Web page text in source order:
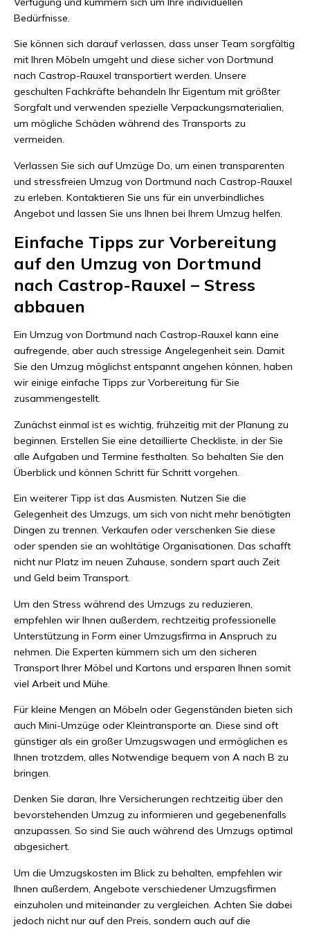
Bedürfnisse.
Sie können sich darauf verlassen, dass unser Team sorgfältig
mit Ihren Möbeln umgeht und diese sicher von Dortmund
nach Castrop-Rauxel transportiert werden. Unsere
geschulten Fachkräfte behandeln Ihr Eigentum mit größter
Sorgfalt und verwenden spezielle Verpackungsmaterialien,
um mögliche Schäden während des Transports zu
vermeiden.
Verlassen Sie sich auf Umzüge Do, um einen transparenten
und stressfreien Umzug von Dortmund nach Castrop-Rauxel
zu erleben. Kontaktieren Sie uns für ein unverbindliches
Angebot und lassen Sie uns Ihnen bei Ihrem Umzug helfen.
Einfache Tipps zur Vorbereitung
auf den Umzug von Dortmund
nach Castrop-Rauxel – Stress
abbauen
Ein Umzug von Dortmund nach Castrop-Rauxel kann eine
aufregende, aber auch stressige Angelegenheit sein. Damit
Sie den Umzug möglichst entspannt angehen können, haben
wir einige einfache Tipps zur Vorbereitung für Sie
zusammengestellt.
Zunächst einmal ist es wichtig, frühzeitig mit der Planung zu
beginnen. Erstellen Sie eine detaillierte Checkliste, in der Sie
alle Aufgaben und Termine festhalten. So behalten Sie den
Überblick und können Schritt für Schritt vorgehen.
Ein weiterer Tipp ist das Ausmisten. Nutzen Sie die
Gelegenheit des Umzugs, um sich von nicht mehr benötigten
Dingen zu trennen. Verkaufen oder verschenken Sie diese
oder spenden sie an wohltätige Organisationen. Das schafft
nicht nur Platz im neuen Zuhause, sondern spart auch Zeit
und Geld beim Transport.
Um den Stress während des Umzugs zu reduzieren,
empfehlen wir Ihnen außerdem, rechtzeitig professionelle
Unterstützung in Form einer Umzugsfirma in Anspruch zu
nehmen. Die Experten kümmern sich um den sicheren
Transport Ihrer Möbel und Kartons und ersparen Ihnen somit
viel Arbeit und Mühe.
Für kleine Mengen an Möbeln oder Gegenständen bieten sich
auch Mini-Umzüge oder Kleintransporte an. Diese sind oft
günstiger als ein großer Umzugswagen und ermöglichen es
Ihnen trotzdem, alles Notwendige bequem von A nach B zu
bringen.
Denken Sie daran, Ihre Versicherungen rechtzeitig über den
bevorstehenden Umzug zu informieren und gegebenenfalls
anzupassen. So sind Sie auch während des Umzugs optimal
abgesichert.
Um die Umzugskosten im Blick zu behalten, empfehlen wir
Ihnen außerdem, Angebote verschiedener Umzugsfirmen
einzuholen und miteinander zu vergleichen. Achten Sie dabei
jedoch nicht nur auf den Preis, sondern auch auf die